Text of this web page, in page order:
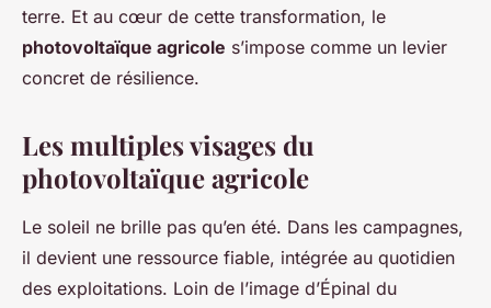
terre. Et au cœur de cette transformation, le
photovoltaïque agricole s’impose comme un levier
concret de résilience.
Les multiples visages du
photovoltaïque agricole
Le soleil ne brille pas qu’en été. Dans les campagnes,
il devient une ressource fiable, intégrée au quotidien
des exploitations. Loin de l’image d’Épinal du